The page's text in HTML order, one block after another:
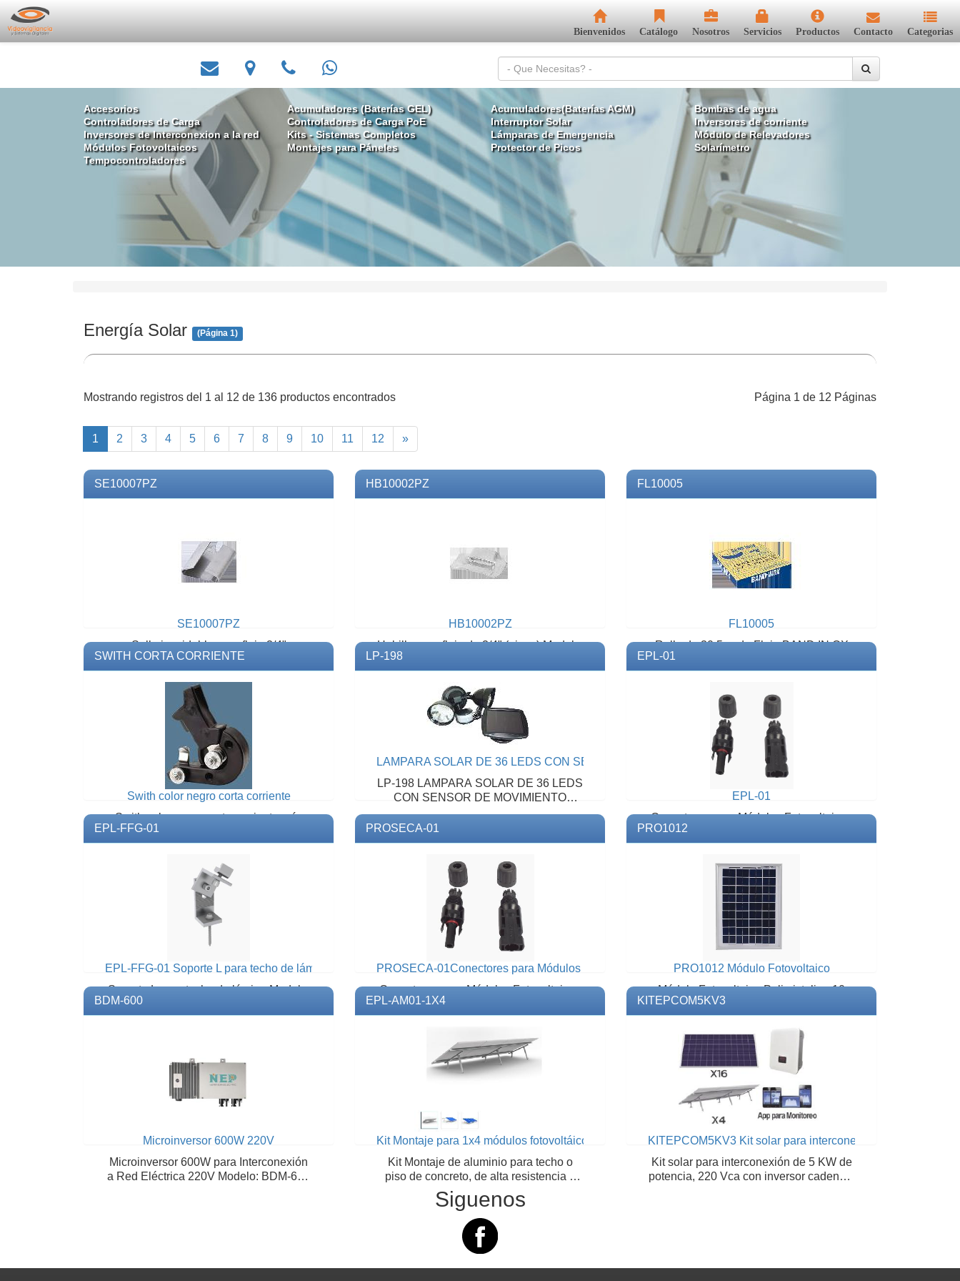
Bienvenidos Catálogo Nosotros Servicios Productos Contacto Categorias
Accesorios Acumuladores (Baterías GEL) Acumuladores(Baterías AGM)
Bombas de agua
Controladores de Carga
Controladores de Carga PoE Interruptor Solar
Inversores de corriente
Inversores de Interconexion a la red
Kits - Sistemas Completos Lámparas de Emergencia
Módulo de Relevadores
Módulos Fotovoltaicos
Montajes para Páneles Protector de Picos
Solarímetro
Tempocontroladores
Energía Solar (Página 1)
Mostrando registros del 1 al 12 de 136 productos encontrados Página 1 de 12 Páginas
1 2 3 4 5 6 7 8 9 10 11 12 »Next
SE10007PZ
SE10007PZ
Sello inoxidable para fleje 3/4"
(pieza).Modelo: SE10007PZMarca:
BAND IT
HB10002PZ
HB10002PZ
Hebilla para fleje de 3/4" (pieza).Modelo:
FL10005
FL10005
Rollo de 30.5 m de Fleje BAND IN OX
3/4".Modelo: FL10005Marca: BAND IT
SWITH CORTA CORRIENTE
Swith color negro corta corriente
Swith color negro corta corriente más
robusto para uso rudo
LP-198
LAMPARA SOLAR DE 36 LEDS CON SENSOR DE MOVIMIENTO
LP-198 LAMPARA SOLAR DE 36 LEDS
CON SENSOR DE MOVIMIENTO
Marca: Lloyd´s
EPL-01
EPL-01
Conectores para Módulos Fotovoltaicos
Modelo: EPL-01 Marca: EPCOM
POWERLINE
EPL-FFG-01
EPL-FFG-01 Soporte L para techo de lámina
Soporte L para techo de lámina Modelo:
EPL-FFG-01 Marca: EPCOM POWER
LINE
PROSECA-01
PROSECA-01Conectores para Módulos Fotovoltaicos
Conectores para Módulos Fotovoltaicos
Modelo: PROSECA-01 Marca: EPCOM
POWER LINE
PRO1012
PRO1012 Módulo Fotovoltaico
Módulo Fotovoltaico Policristalino 10
Watts para sistema a 12 Volts Modelo:
PRO1012 Marca: EPCOM POWER
LINE
BDM-600
Microinversor 600W 220V
Microinversor 600W para Interconexión
a Red Eléctrica 220V Modelo: BDM-600
EPL-AM01-1X4
Kit Montaje para 1x4 módulos fotovoltáicos
Kit Montaje de aluminio para techo o
piso de concreto, de alta resistencia y
rápida instalación, arreglo 1x4 módulos
fotovoltáicos de 40mm de espesor.
Modelo: EPL-AM01-1X4 Marca: EPCOM
POWER LINE
KITEPCOM5KV3
KITEPCOM5KV3 Kit solar para interconexión de 5 KW de
Kit solar para interconexión de 5 KW de
potencia, 220 Vca con inversor cadena y
Siguenos